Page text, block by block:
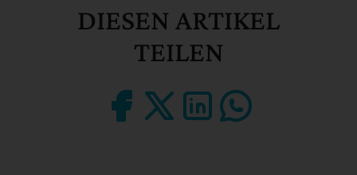
DIESEN ARTIKEL
TEILEN